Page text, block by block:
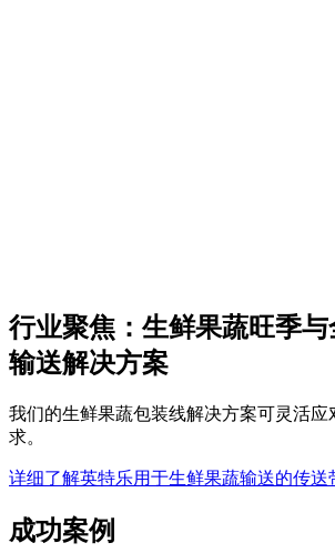
行业聚焦：生鲜果蔬旺季与
输送解决方案
我们的生鲜果蔬包装线解决方案可灵活应
求。
详细了解英特乐用于生鲜果蔬输送的传送
成功案例